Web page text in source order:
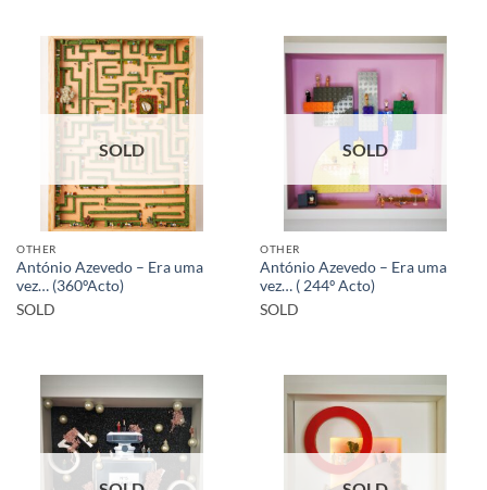
SOLD
OTHER
António Azevedo – Era uma
vez… (360ºActo)
SOLD
SOLD
OTHER
António Azevedo – Era uma
vez… ( 244º Acto)
SOLD